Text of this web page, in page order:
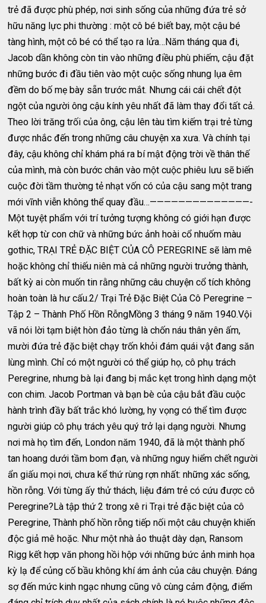
trẻ đã được phù phép, nơi sinh sống của những đứa trẻ sở
hữu năng lực phi thường : một cô bé biết bay, một cậu bé
tàng hình, một cô bé có thể tạo ra lửa…Năm tháng qua đi,
Jacob dần không còn tin vào những điều phù phiếm, cậu đặt
những bước đi đầu tiên vào một cuộc sống nhung lụa êm
đềm do bố mẹ bày sẵn trước mắt. Nhưng cái cái chết đột
ngột của người ông cậu kính yêu nhất đã làm thay đổi tất cả.
Theo lời trăng trối của ông, cậu lên tàu tìm kiếm trại trẻ từng
được nhắc đến trong những câu chuyện xa xưa. Và chính tại
đây, cậu không chỉ khám phá ra bí mật động trời về thân thế
của mình, mà còn bước chân vào một cuộc phiêu lưu sẽ biến
cuộc đời tầm thường tẻ nhạt vốn có của cậu sang một trang
mới vĩnh viễn không thể quay đầu…——————————————-
Một tuyệt phẩm với trí tưởng tượng không có giới hạn được
kết hợp từ con chữ và những bức ảnh hoài cổ nhuốm màu
gothic, TRẠI TRẺ ĐẶC BIỆT CỦA CÔ PEREGRINE sẽ làm mê
hoặc không chỉ thiếu niên mà cả những người trưởng thành,
bất kỳ ai còn muốn tin rằng những câu chuyện cổ tích không
hoàn toàn là hư cấu.2/ Trại Trẻ Đặc Biệt Của Cô Peregrine –
Tập 2 – Thành Phố Hồn RỗngMồng 3 tháng 9 năm 1940.Vội
vã nói lời tạm biệt hòn đảo từng là chốn náu thân yên ấm,
mười đứa trẻ đặc biệt chạy trốn khỏi đám quái vật đang săn
lùng mình. Chỉ có một người có thể giúp họ, cô phụ trách
Peregrine, nhưng bà lại đang bị mắc kẹt trong hình dạng một
con chim. Jacob Portman và bạn bè của cậu bắt đầu cuộc
hành trình đầy bất trắc khó lường, hy vọng có thể tìm được
người giúp cô phụ trách yêu quý trở lại dạng người. Nhưng
nơi mà họ tìm đến, London năm 1940, đã là một thành phố
tan hoang dưới tầm bom đạn, và những nguy hiểm chết người
ẩn giấu mọi nơi, chưa kể thứ rùng rợn nhất: những xác sống,
hồn rỗng. Với từng ấy thử thách, liệu đám trẻ có cứu được cô
Peregrine?Là tập thứ 2 trong xê ri Trại trẻ đặc biệt của cô
Peregrine, Thành phố hồn rỗng tiếp nối một câu chuyện khiến
độc giả mê hoặc. Như một nhà ảo thuật dày dạn, Ransom
Rigg kết hợp văn phong hồi hộp với những bức ảnh minh họa
kỳ lạ để củng cố bầu không khí ám ảnh của câu chuyện. Đáng
sợ đến mức kinh ngạc nhưng cũng vô cùng cảm động, điểm